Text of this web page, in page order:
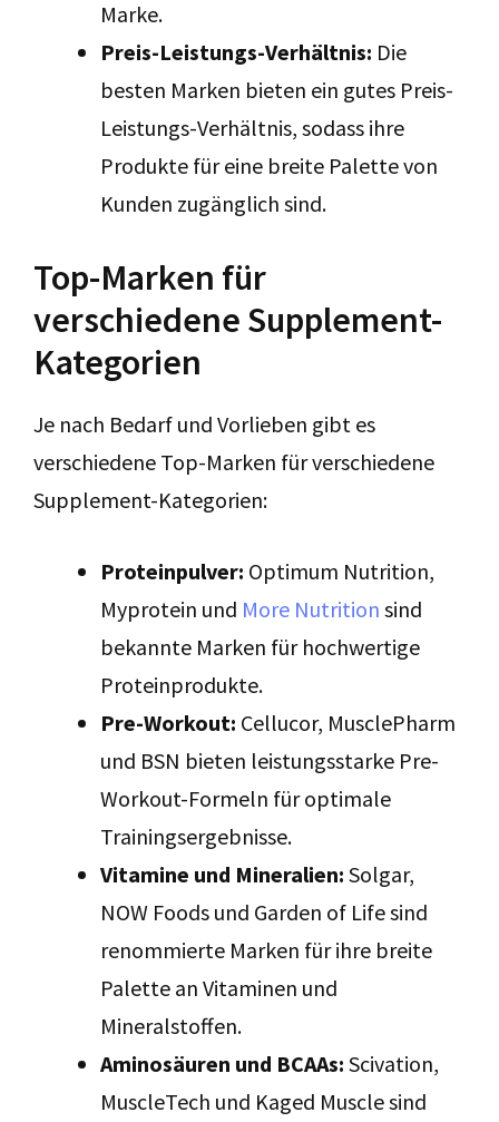
Marke.
Preis-Leistungs-Verhältnis: Die
besten Marken bieten ein gutes Preis-
Leistungs-Verhältnis, sodass ihre
Produkte für eine breite Palette von
Kunden zugänglich sind.
Top-Marken für
verschiedene Supplement-
Kategorien
Je nach Bedarf und Vorlieben gibt es
verschiedene Top-Marken für verschiedene
Supplement-Kategorien:
Proteinpulver: Optimum Nutrition,
Myprotein und More Nutrition sind
bekannte Marken für hochwertige
Proteinprodukte.
Pre-Workout: Cellucor, MusclePharm
und BSN bieten leistungsstarke Pre-
Workout-Formeln für optimale
Trainingsergebnisse.
Vitamine und Mineralien: Solgar,
NOW Foods und Garden of Life sind
renommierte Marken für ihre breite
Palette an Vitaminen und
Mineralstoffen.
Aminosäuren und BCAAs: Scivation,
MuscleTech und Kaged Muscle sind